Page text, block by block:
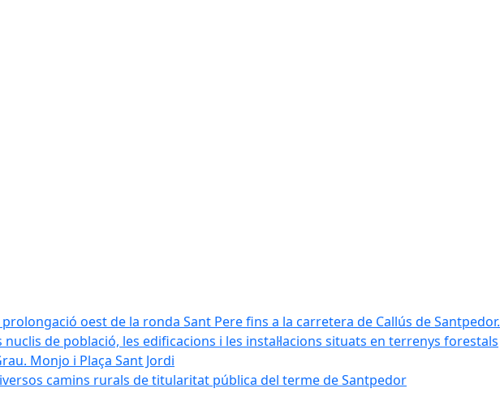
oest de la ronda Sant Pere fins a la carretera de Callús de Santpedor.
de població, les edificacions i les instal·lacions situats en terrenys forestals
Monjo i Plaça Sant Jordi
camins rurals de titularitat pública del terme de Santpedor